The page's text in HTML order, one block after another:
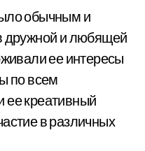
обычным и
дружной и любящей
ее интересы
по всем
ее креативный
в различных